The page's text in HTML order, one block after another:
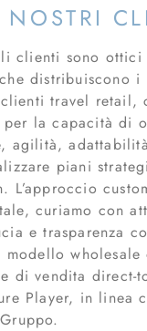
clienti sono ottici
distribuiscono i
travel retail,
per la capacità di
agilità,
piani
L’approccio
curiamo con
e trasparenza
wholesale
di vendita direct-
Player, in linea